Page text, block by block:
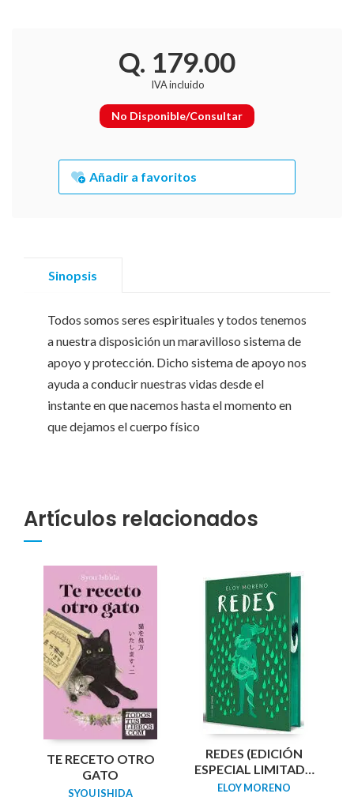
Q. 179.00
IVA incluido
No Disponible/Consultar
Añadir a favoritos
Sinopsis
Todos somos seres espirituales y todos tenemos
a nuestra disposición un maravilloso sistema de
apoyo y protección. Dicho sistema de apoyo nos
ayuda a conducir nuestras vidas desde el
instante en que nacemos hasta el momento en
que dejamos el cuerpo físico
Artículos relacionados
TE RECETO OTRO
GATO
SYOU ISHIDA
REDES (EDICIÓN
ESPECIAL LIMITADA
GUARDAS DRAGÓN)
ELOY MORENO